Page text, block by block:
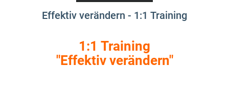
Effektiv verändern - 1:1 Training
1:1 Training
"Effektiv verändern"